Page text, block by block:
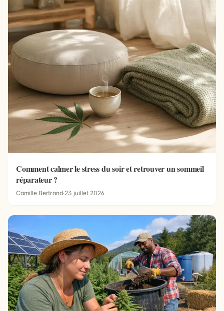
Comment calmer le stress du soir et retrouver un sommeil
réparateur ?
Camille Bertrand·23 juillet 2026